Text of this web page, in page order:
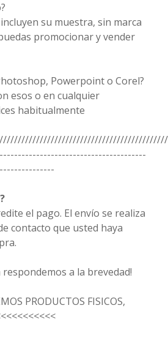
su muestra, sin marca
promocionar y vender
Powerpoint o Corel?
esos o en cualquier
habitualmente
el pago. El envío se realiza
contacto que usted haya
a la brevedad!
PRODUCTOS FISICOS,